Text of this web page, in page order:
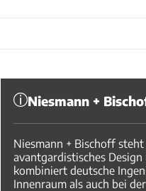
Niesmann +
Niesmann + Bischoff
avantgardistisches
kombiniert deutsche
Innenraum als auch bei